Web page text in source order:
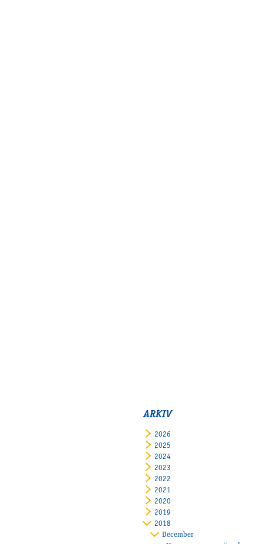
ARKIV
2026
2025
2024
2023
2022
2021
2020
2019
2018
December